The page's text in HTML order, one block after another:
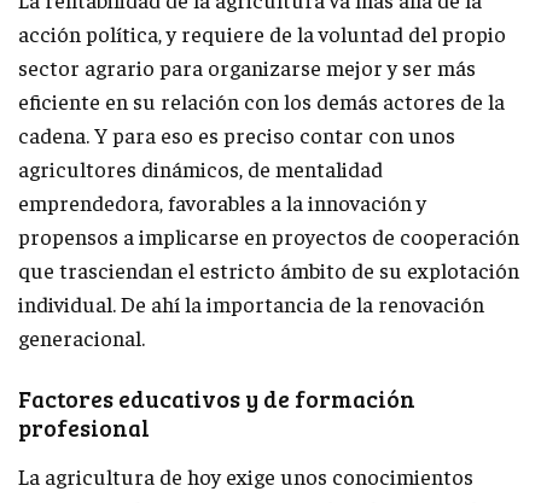
acción política, y requiere de la voluntad del propio
sector agrario para organizarse mejor y ser más
eficiente en su relación con los demás actores de la
cadena. Y para eso es preciso contar con unos
agricultores dinámicos, de mentalidad
emprendedora, favorables a la innovación y
propensos a implicarse en proyectos de cooperación
que trasciendan el estricto ámbito de su explotación
individual. De ahí la importancia de la renovación
generacional.
Factores educativos y de formación
profesional
La agricultura de hoy exige unos conocimientos